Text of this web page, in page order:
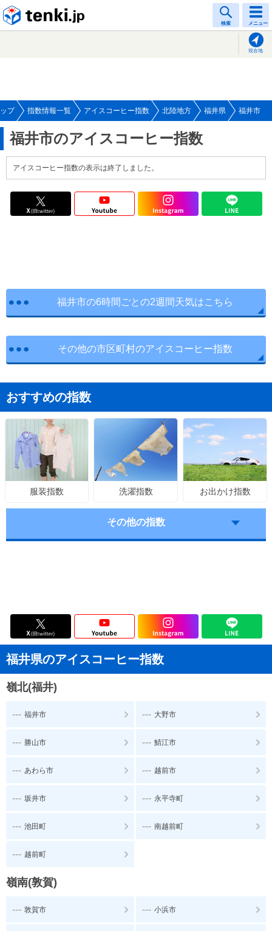
検索 メニュー
現在地
プ 指数情報一覧 アイスコーヒー指数 北陸地方 福井県 福井市
福井市のアイスコーヒー指数
アイスコーヒー指数の表示は終了しました。
福井市の6時間ごとの2週間天気はこちら
その他の市区町村のアイスコーヒー指数
おすすめの指数
服装指数 洗濯指数 お出かけ指数
その他の指数
福井県のアイスコーヒー指数
嶺北(福井)
--- 福井市 --- 大野市
--- 勝山市 --- 鯖江市
--- あわら市 --- 越前市
--- 坂井市 --- 永平寺町
--- 池田町 --- 南越前町
--- 越前町
嶺南(敦賀)
--- 敦賀市 --- 小浜市